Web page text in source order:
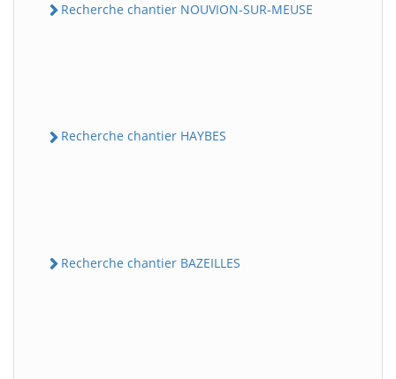
Recherche chantier NOUVION-SUR-MEUSE
Recherche chantier HAYBES
Recherche chantier BAZEILLES